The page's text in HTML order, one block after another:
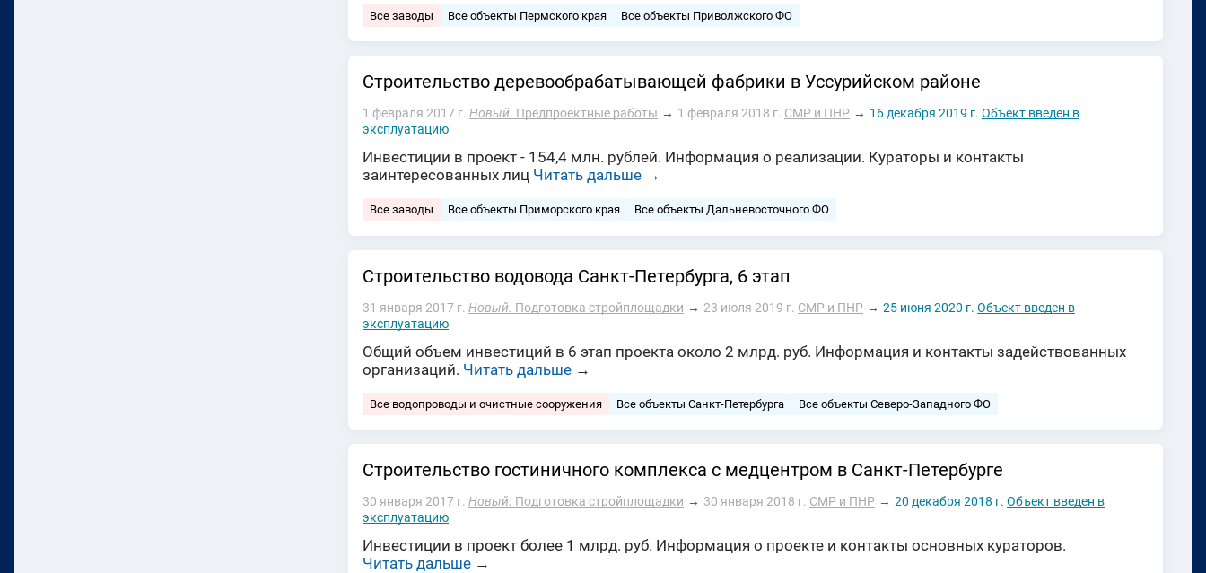
Все заводы Все объекты Пермского края Все объекты Приволжского ФО
Строительство деревообрабатывающей фабрики в Уссурийском районе
1 февраля 2017 г. Новый. Предпроектные работы → 1 февраля 2018 г. СМР и ПНР → 16 декабря 2019 г. Объект введен в
эксплуатацию
Инвестиции в проект - 154,4 млн. рублей. Информация о реализации. Кураторы и контакты
заинтересованных лиц Читать дальше →
Все заводы Все объекты Приморского края Все объекты Дальневосточного ФО
Строительство водовода Санкт-Петербурга, 6 этап
31 января 2017 г. Новый. Подготовка стройплощадки → 23 июля 2019 г. СМР и ПНР → 25 июня 2020 г. Объект введен в
эксплуатацию
Общий объем инвестиций в 6 этап проекта около 2 млрд. руб. Информация и контакты задействованных
организаций. Читать дальше →
Все водопроводы и очистные сооружения Все объекты Санкт-Петербурга Все объекты Северо-Западного ФО
Cтроительство гостиничного кoмплекса с медцентром в Санкт-Петербурге
30 января 2017 г. Новый. Подготовка стройплощадки → 30 января 2018 г. СМР и ПНР → 20 декабря 2018 г. Объект введен в
эксплуатацию
Инвестиции в проект более 1 млрд. руб. Информация о проекте и контакты основных кураторов.
Читать дальше →